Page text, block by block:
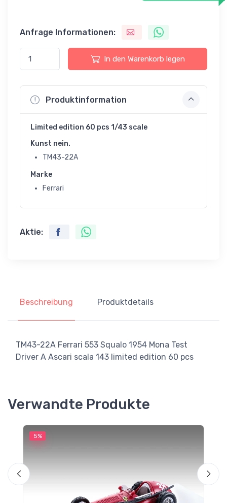
Anfrage Informationen:
In den Warenkorb legen
Produktinformation
Limited edition 60 pcs 1/43 scale
Kunst nein.
TM43-22A
Marke
Ferrari
Aktie:
Beschreibung Produktdetails
TM43-22A Ferrari 553 Squalo 1954 Mona Test
Driver A Ascari scala 143 limited edition 60 pcs
Verwandte Produkte
5%